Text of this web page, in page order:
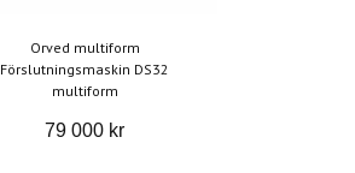
Orved multiform
Förslutningsmaskin DS32
multiform
79 000 kr